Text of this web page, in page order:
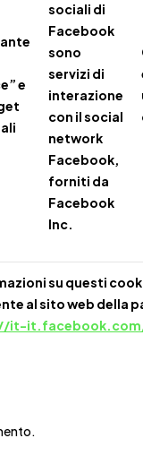
e
sociali di
Facebook
sono
servizi di
interazione
con il social
network
Facebook,
forniti da
Facebook
Inc.
su questi
al sito web della
it-